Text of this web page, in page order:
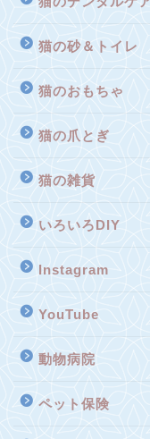
猫の砂＆トイレ
猫のおもちゃ
猫の爪とぎ
猫の雑貨
いろいろDIY
Instagram
YouTube
動物病院
ペット保険